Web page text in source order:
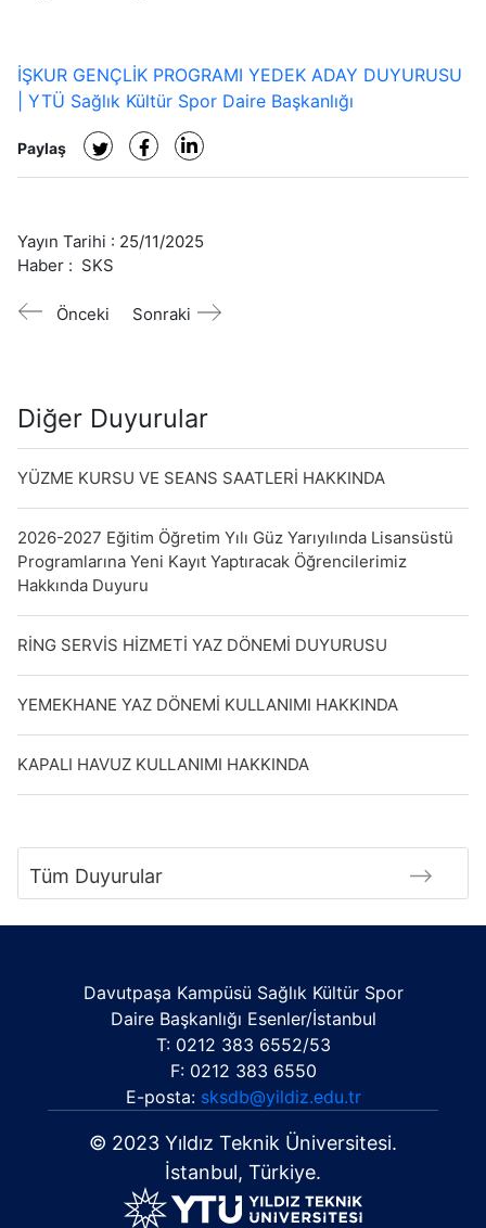
İŞKUR GENÇLİK PROGRAMI YEDEK ADAY DUYURUSU
| YTÜ Sağlık Kültür Spor Daire Başkanlığı
Paylaş
Yayın Tarihi : 25/11/2025
Haber : SKS
Önceki Sonraki
Diğer Duyurular
YÜZME KURSU VE SEANS SAATLERİ HAKKINDA
2026-2027 Eğitim Öğretim Yılı Güz Yarıyılında Lisansüstü
Programlarına Yeni Kayıt Yaptıracak Öğrencilerimiz
Hakkında Duyuru
RİNG SERVİS HİZMETİ YAZ DÖNEMİ DUYURUSU
YEMEKHANE YAZ DÖNEMİ KULLANIMI HAKKINDA
KAPALI HAVUZ KULLANIMI HAKKINDA
Tüm Duyurular
Davutpaşa Kampüsü Sağlık Kültür Spor
Daire Başkanlığı Esenler/İstanbul
T: 0212 383 6552/53
F: 0212 383 6550
E-posta: sksdb@yildiz.edu.tr
© 2023 Yıldız Teknik Üniversitesi.
İstanbul, Türkiye.